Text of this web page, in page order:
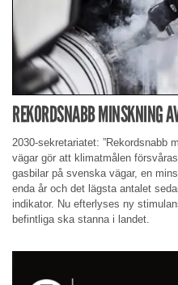
REKORDSNABB MINSKNING
2030-sekretariatet: ”Rekordsnabb
vägar gör att klimatmålen
gasbilar på svenska vägar, en
enda år och det lägsta antalet
indikator. Nu efterlyses ny
befintliga ska stanna i landet.